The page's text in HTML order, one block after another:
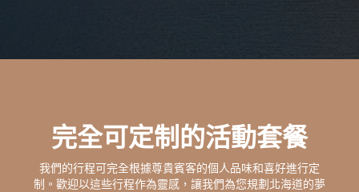
完全可定制的活動套餐
我們的行程可完全根據尊貴賓客的個人品味和喜好進行定
制。歡迎以這些行程作為靈感，讓我們為您規劃北海道的夢